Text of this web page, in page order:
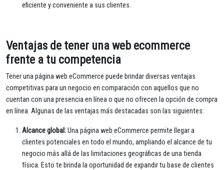
eficiente y conveniente a sus clientes.
Ventajas de tener una web ecommerce
frente a tu competencia
Tener una página web eCommerce puede brindar diversas ventajas
competitivas para un negocio en comparación con aquellos que no
cuentan con una presencia en línea o que no ofrecen la opción de compra
en línea. Algunas de las ventajas más destacadas son las siguientes:
Alcance global:Una página web eCommerce permite llegar a
clientes potenciales en todo el mundo, ampliando el alcance de tu
negocio más allá de las limitaciones geográficas de una tienda
física. Esto te brinda la oportunidad de expandir tu base de clientes